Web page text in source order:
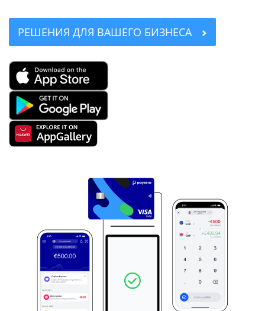
РЕШЕНИЯ ДЛЯ ВАШЕГО БИЗНЕСА